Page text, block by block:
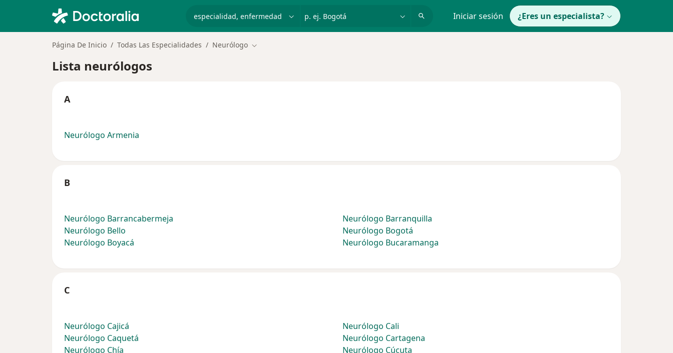
p. ej. Bogotá Iniciar sesión ¿Eres un especialista?
Página De Inicio Todas Las Especialidades Neurólogo Cambiar de ciudad
Lista neurólogos
A
Neurólogo Armenia
B
Neurólogo Barrancabermeja
Neurólogo Barranquilla
Neurólogo Bello
Neurólogo Bogotá
Neurólogo Boyacá
Neurólogo Bucaramanga
C
Neurólogo Cajicá
Neurólogo Cali
Neurólogo Caquetá
Neurólogo Cartagena
Neurólogo Chía
Neurólogo Cúcuta